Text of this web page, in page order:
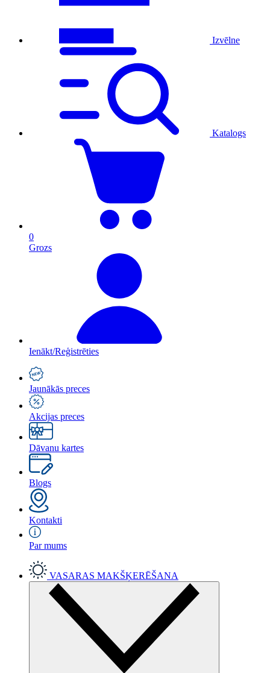
Izvēlne
Katalogs
0
Grozs
Ienākt/Reģistrēties
Jaunākās preces
Akcijas preces
Dāvanu kartes
Blogs
Kontakti
Par mums
VASARAS MAKŠĶERĒŠANA